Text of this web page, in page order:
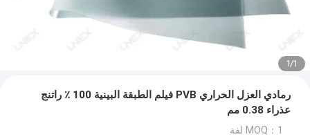
1
/
1
رمادي العزل الحراري PVB فيلم الطبقة البينية 100 ٪ راتنج
عذراء 0.38 مم
MOQ：1 لفة